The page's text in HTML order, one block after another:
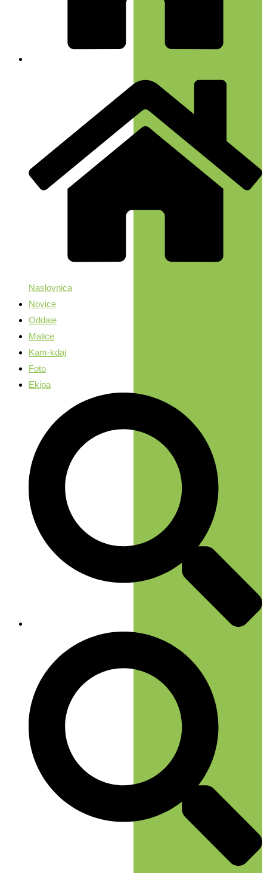
Naslovnica
Novice
Oddaje
Malice
Kam-kdaj
Foto
Ekipa